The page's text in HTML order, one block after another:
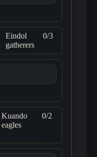
Eindol
gatherers
0/3
Kuando
eagles
0/2